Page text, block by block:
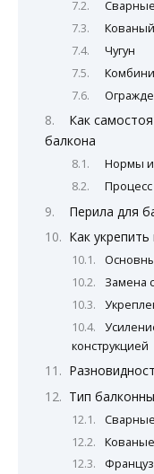
Сварные
Чугун
Как
балкона
Нормы и
Перила для
Как
Замена
конструкцией
Тип